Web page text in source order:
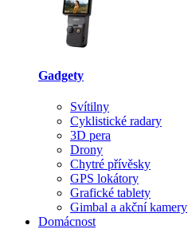
Gadgety
Svítilny
Cyklistické radary
3D pera
Drony
Chytré přívěsky
GPS lokátory
Grafické tablety
Gimbal a akční kamery
Domácnost